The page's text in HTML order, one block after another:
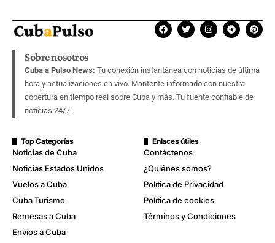
Sobre nosotros
Cuba a Pulso News: Tu conexión instantánea con noticias de última
hora y actualizaciones en vivo. Mantente informado con nuestra
cobertura en tiempo real sobre Cuba y más. Tu fuente confiable de
noticias 24/7.
Top Categorías
Noticias de Cuba
Noticias Estados Unidos
Vuelos a Cuba
Cuba Turismo
Remesas a Cuba
Envíos a Cuba
Enlaces útiles
Contáctenos
¿Quiénes somos?
Política de Privacidad
Política de cookies
Términos y Condiciones